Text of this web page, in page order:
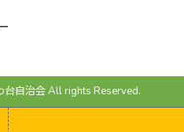
自治会 All rights Reserved.